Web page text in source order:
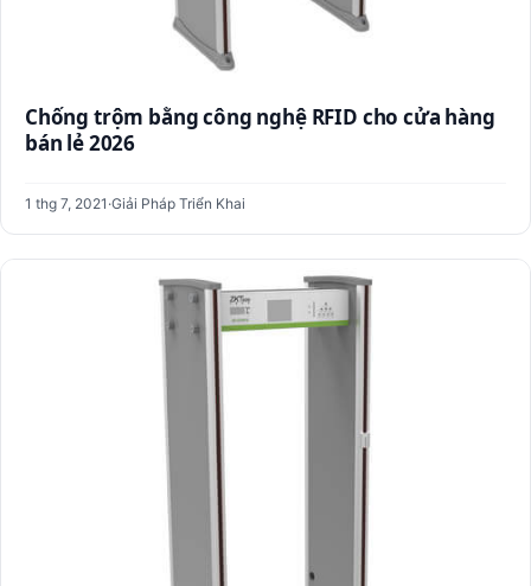
Chống trộm bằng công nghệ RFID cho cửa hàng
bán lẻ 2026
1 thg 7, 2021 ·Giải Pháp Triển Khai